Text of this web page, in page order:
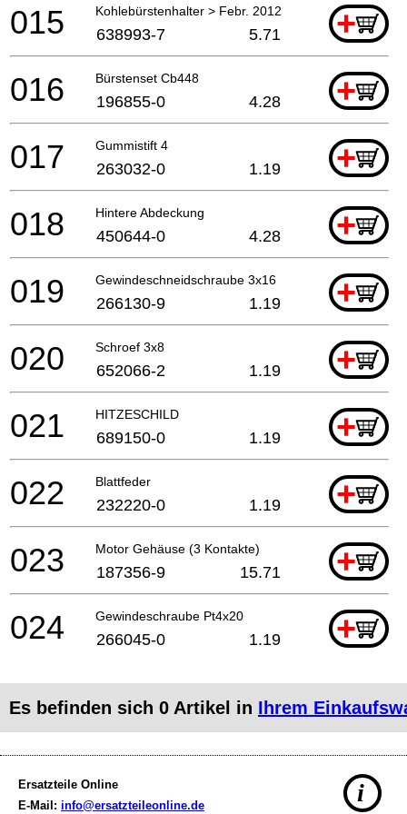
Kohlebürstenhalter > Febr. 2012 +
015 638993-7 5.71
Bürstenset Cb448 +
016 196855-0 4.28
Gummistift 4 +
017 263032-0 1.19
Hintere Abdeckung +
018 450644-0 4.28
Gewindeschneidschraube 3x16 +
019 266130-9 1.19
Schroef 3x8 +
020 652066-2 1.19
HITZESCHILD +
021 689150-0 1.19
Blattfeder +
022 232220-0 1.19
Motor Gehäuse (3 Kontakte) +
023 187356-9 15.71
Gewindeschraube Pt4x20 +
024 266045-0 1.19
Es befinden sich 0 Artikel in Ihrem
Ersatzteile Online
E-Mail: info@ersatzteileonline.de i